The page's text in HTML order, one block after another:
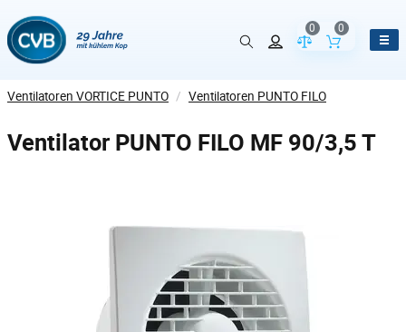
Vergleich der
0
Inhalt des
0
Ventilatoren VORTICE PUNTO / Ventilatoren PUNTO FILO
Ventilator PUNTO FILO MF 90/3,5 T